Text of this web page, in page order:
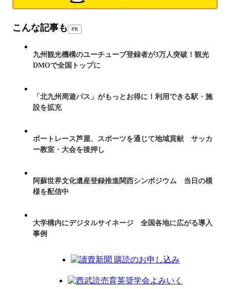
こんな記事も PR
九州観光機構のユーチューブ登録者が3万人突破！観光
DMOで全国トップに
「北九州周遊パス」がもっとお得に！利用できる駅・施
設を拡充
ボートレース芦屋、スポーツを通じて地域貢献 サッカ
ー教室・大会を後押し
阿蘇世界文化遺産登録推進関西シンポジウム 当日の模
様を配信中
大学構内にデジタルサイネージ 全国各地に広がる導入
事例